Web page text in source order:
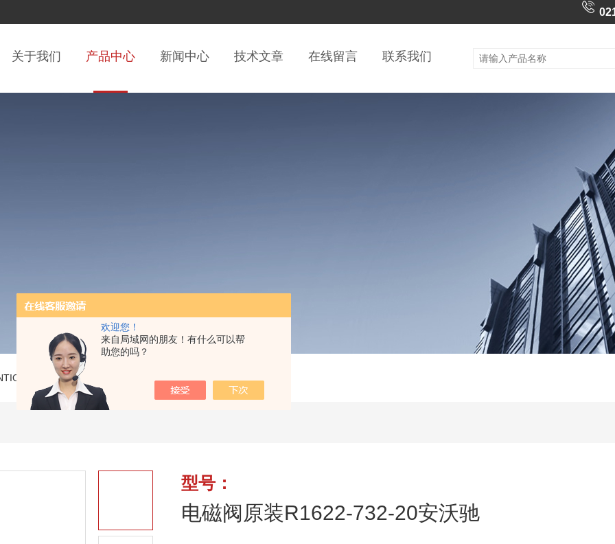
欢迎您！
来自局域网的朋友！有什么可以帮
助您的吗？
关于我们 产品中心 新闻中心 技术文章 在线留言 联系我们
气动阀 >电磁阀原装R1622-732-20安沃驰
型号：
电磁阀原装R1622-732-20安沃驰